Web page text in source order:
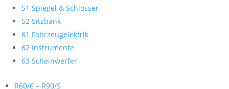
51 Spiegel & Schlösser
52 Sitzbank
61 Fahrzeugelektrik
62 Instrumente
63 Scheinwerfer
R60/6 – R90/S